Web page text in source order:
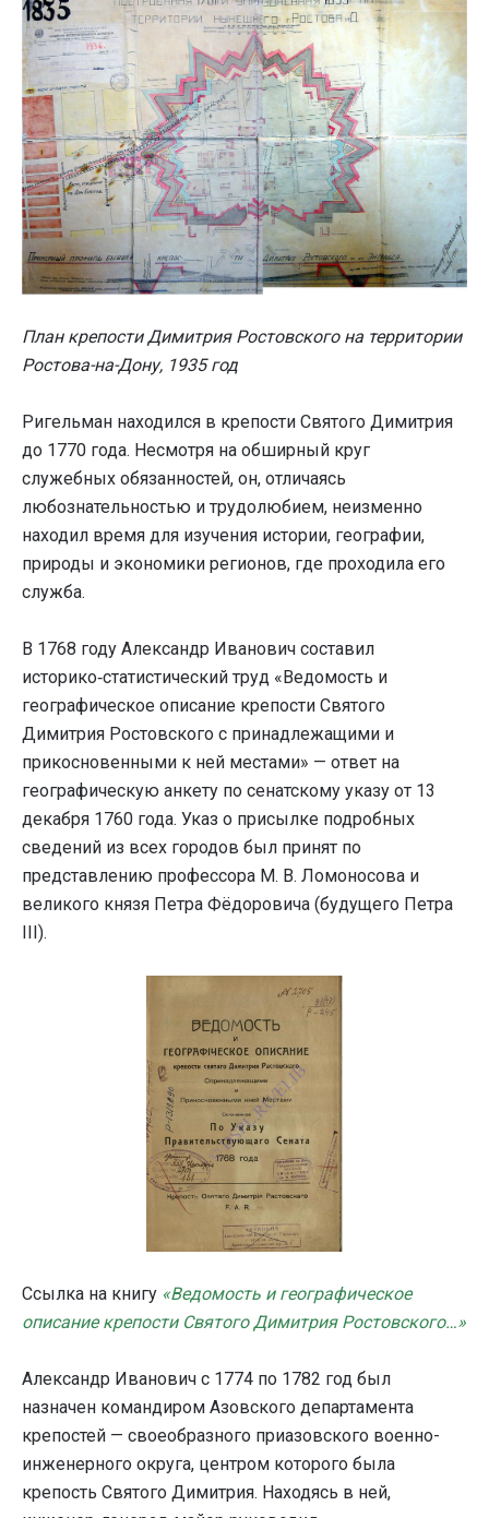
План крепости Димитрия Ростовского на территории
Ростова-на-Дону, 1935 год
Ригельман находился в крепости Святого Димитрия
до 1770 года. Несмотря на обширный круг
служебных обязанностей, он, отличаясь
любознательностью и трудолюбием, неизменно
находил время для изучения истории, географии,
природы и экономики регионов, где проходила его
служба.
В 1768 году Александр Иванович составил
историко‑статистический труд «Ведомость и
географическое описание крепости Святого
Димитрия Ростовского с принадлежащими и
прикосновенными к ней местами» — ответ на
географическую анкету по сенатскому указу от 13
декабря 1760 года. Указ о присылке подробных
сведений из всех городов был принят по
представлению профессора М. В. Ломоносова и
великого князя Петра Фёдоровича (будущего Петра
III).
Ссылка на книгу «Ведомость и географическое
описание крепости Святого Димитрия Ростовского…»
Александр Иванович с 1774 по 1782 год был
назначен командиром Азовского департамента
крепостей — своеобразного приазовского военно-
инженерного округа, центром которого была
крепость Святого Димитрия. Находясь в ней,